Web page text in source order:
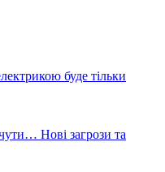
буде тільки
Нові загрози та